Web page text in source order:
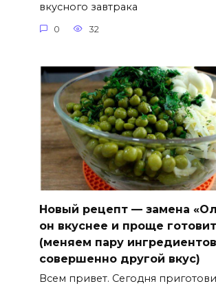
вкусного завтрака
0 32
Новый рецепт — замена
он вкуснее и проще
(меняем пару
совершенно другой вкус)
Всем привет. Сегодня